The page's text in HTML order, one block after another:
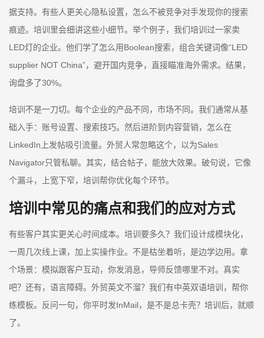
据支持。有些人更关心隐私设置，怎么不被竞争对手发现你的搜索
痕迹。培训里会细讲这些小细节。举个例子，我们培训过一家卖
LED灯的企业。他们学了怎么用Boolean搜索，组合关键词像“LED
supplier NOT China”，避开国内竞争，直接瞄准海外需求。结果，
询盘多了30%。
培训不是一刀切。每个企业的产品不同，市场不同。我们通常从基
础入手：账号设置、搜索技巧。然后进阶到内容营销，怎么在
LinkedIn上发帖吸引流量。外贸人常忽略这个，以为Sales
Navigator只管私聊。其实，结合帖子，能放大效果。破句说，它像
个漏斗，上宽下窄，培训帮你优化每个环节。
培训中常见的痛点和我们的应对方式
有些客户其实更关心时间成本。培训要多久？我们设计成模块化，
一周几次线上课，加上实操作业。不是枯坐着听，是边学边用。拿
个场景：模拟跟客户互动，你发消息，导师反馈哪里不对。真实
吧？还有，语言障碍。外贸英文不溜？我们有中英双语培训，帮你
练模板。反问一句，你平时发InMail，是不是总卡壳？培训后，就顺
了。